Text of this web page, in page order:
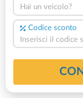
Hai un veicolo?
Codice sconto